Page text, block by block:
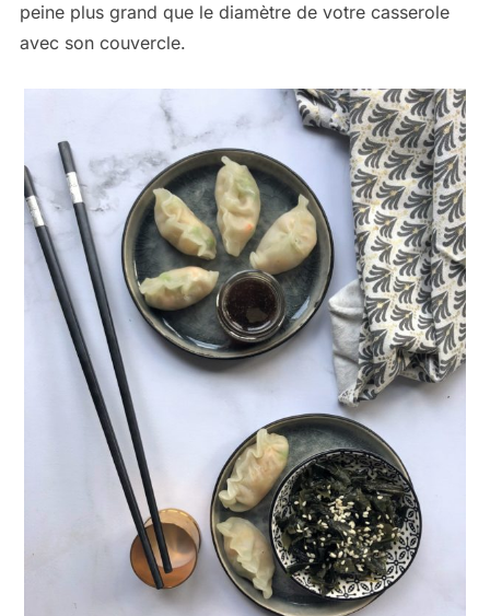
peine plus grand que le diamètre de votre casserole
avec son couvercle.